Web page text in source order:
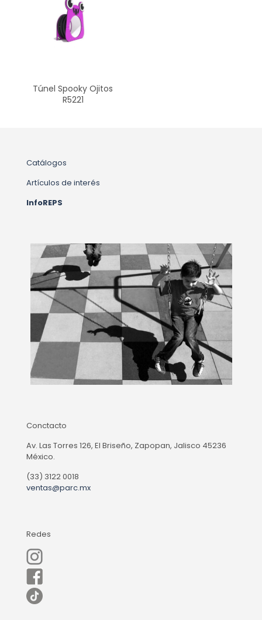
Túnel Spooky Ojitos
R5221
Catálogos
Artículos de interés
InfoREPS
Conctacto
Av. Las Torres 126, El Briseño, Zapopan, Jalisco 45236
México.
(33) 3122 0018
ventas@parc.mx
Redes